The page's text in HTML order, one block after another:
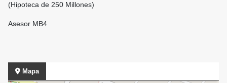
(Hipoteca de 250 Millones)
Asesor MB4
Mapa